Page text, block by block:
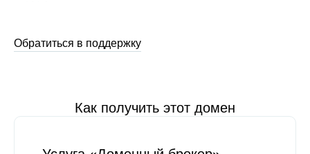
Обратиться в поддержку
Как получить этот домен